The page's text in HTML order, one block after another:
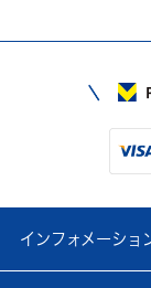
インフォメーショ